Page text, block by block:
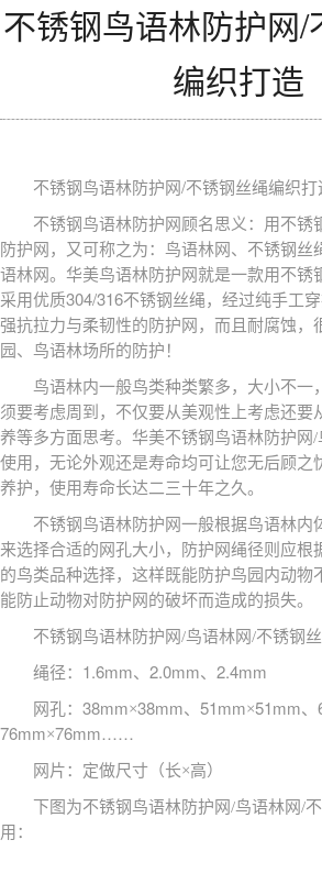
不锈钢鸟语林防护网/
编织打造
不锈钢鸟语林防护网/不锈钢丝绳编织打
不锈钢鸟语林防护网顾名思义：用不锈
防护网，又可称之为：鸟语林网、不锈钢丝
语林网。华美鸟语林防护网就是一款用不锈
采用优质304/316不锈钢丝绳，经过纯手工
强抗拉力与柔韧性的防护网，而且耐腐蚀，
园、鸟语林场所的防护！
鸟语林内一般鸟类种类繁多，大小不一
须要考虑周到，不仅要从美观性上考虑还要
养等多方面思考。华美不锈钢鸟语林防护网
使用，无论外观还是寿命均可让您无后顾之
养护，使用寿命长达二三十年之久。
不锈钢鸟语林防护网一般根据鸟语林内
来选择合适的网孔大小，防护网绳径则应根
的鸟类品种选择，这样既能防护鸟园内动物
能防止动物对防护网的破坏而造成的损失。
不锈钢鸟语林防护网/鸟语林网/不锈钢
绳径： 1.6mm、 2.0mm、 2.4mm
网孔： 38mm×38mm、 51mm×51mm、
76mm×76mm……
网片：定做尺寸（长×高）
下图为不锈钢鸟语林防护网/鸟语林网/
用：